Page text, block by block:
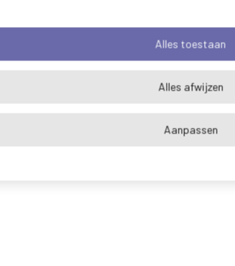
Alles toestaan
Alles afwijzen
Aanpassen
Algemene voorwaarden